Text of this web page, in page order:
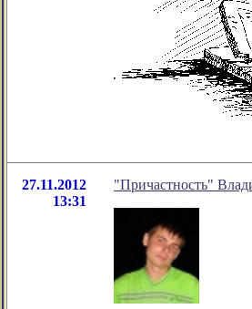
27.11.2012
13:31
"Причастность"